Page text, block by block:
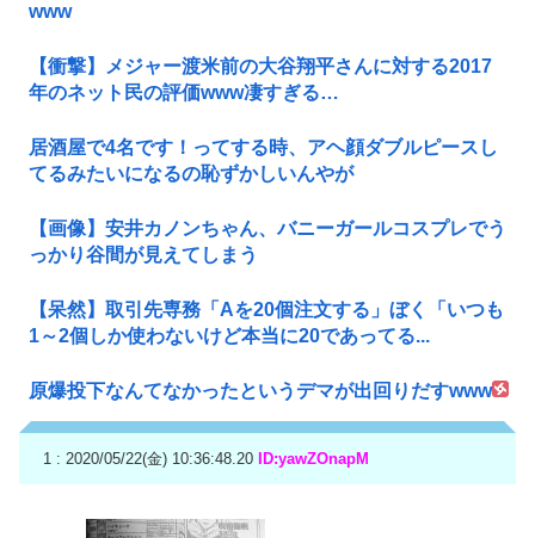
www
【衝撃】メジャー渡米前の大谷翔平さんに対する2017
年のネット民の評価www凄すぎる…
居酒屋で4名です！ってする時、アヘ顔ダブルピースし
てるみたいになるの恥ずかしいんやが
【画像】安井カノンちゃん、バニーガールコスプレでう
っかり谷間が見えてしまう
【呆然】取引先専務「Aを20個注文する」ぼく「いつも
1～2個しか使わないけど本当に20であってる...
原爆投下なんてなかったというデマが出回りだすwww
1 : 2020/05/22(金) 10:36:48.20 ID:yawZOnapM